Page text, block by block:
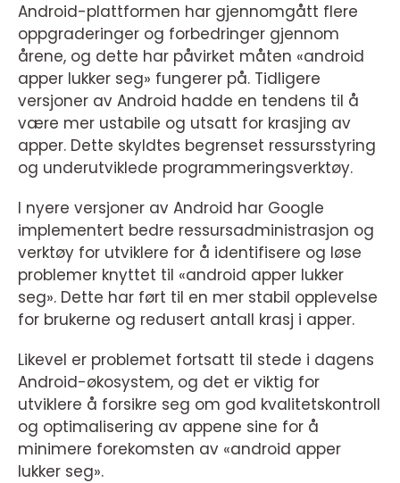
Android-plattformen har gjennomgått flere
oppgraderinger og forbedringer gjennom
årene, og dette har påvirket måten «android
apper lukker seg» fungerer på. Tidligere
versjoner av Android hadde en tendens til å
være mer ustabile og utsatt for krasjing av
apper. Dette skyldtes begrenset ressursstyring
og underutviklede programmeringsverktøy.
I nyere versjoner av Android har Google
implementert bedre ressursadministrasjon og
verktøy for utviklere for å identifisere og løse
problemer knyttet til «android apper lukker
seg». Dette har ført til en mer stabil opplevelse
for brukerne og redusert antall krasj i apper.
Likevel er problemet fortsatt til stede i dagens
Android-økosystem, og det er viktig for
utviklere å forsikre seg om god kvalitetskontroll
og optimalisering av appene sine for å
minimere forekomsten av «android apper
lukker seg».